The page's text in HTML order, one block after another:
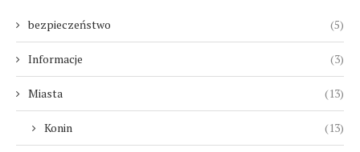
bezpieczeństwo (5)
Informacje (3)
Miasta (13)
Konin (13)